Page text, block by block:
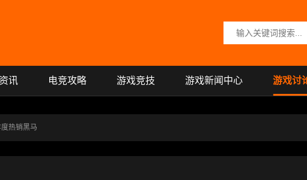
搜索关键词
讯 电竞攻略 游戏竞技 游戏新闻中心 游戏讨
热销黑马